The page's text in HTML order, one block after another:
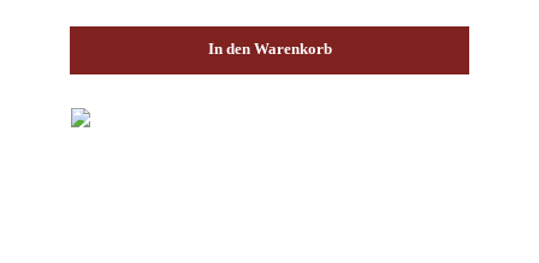
In den Warenkorb